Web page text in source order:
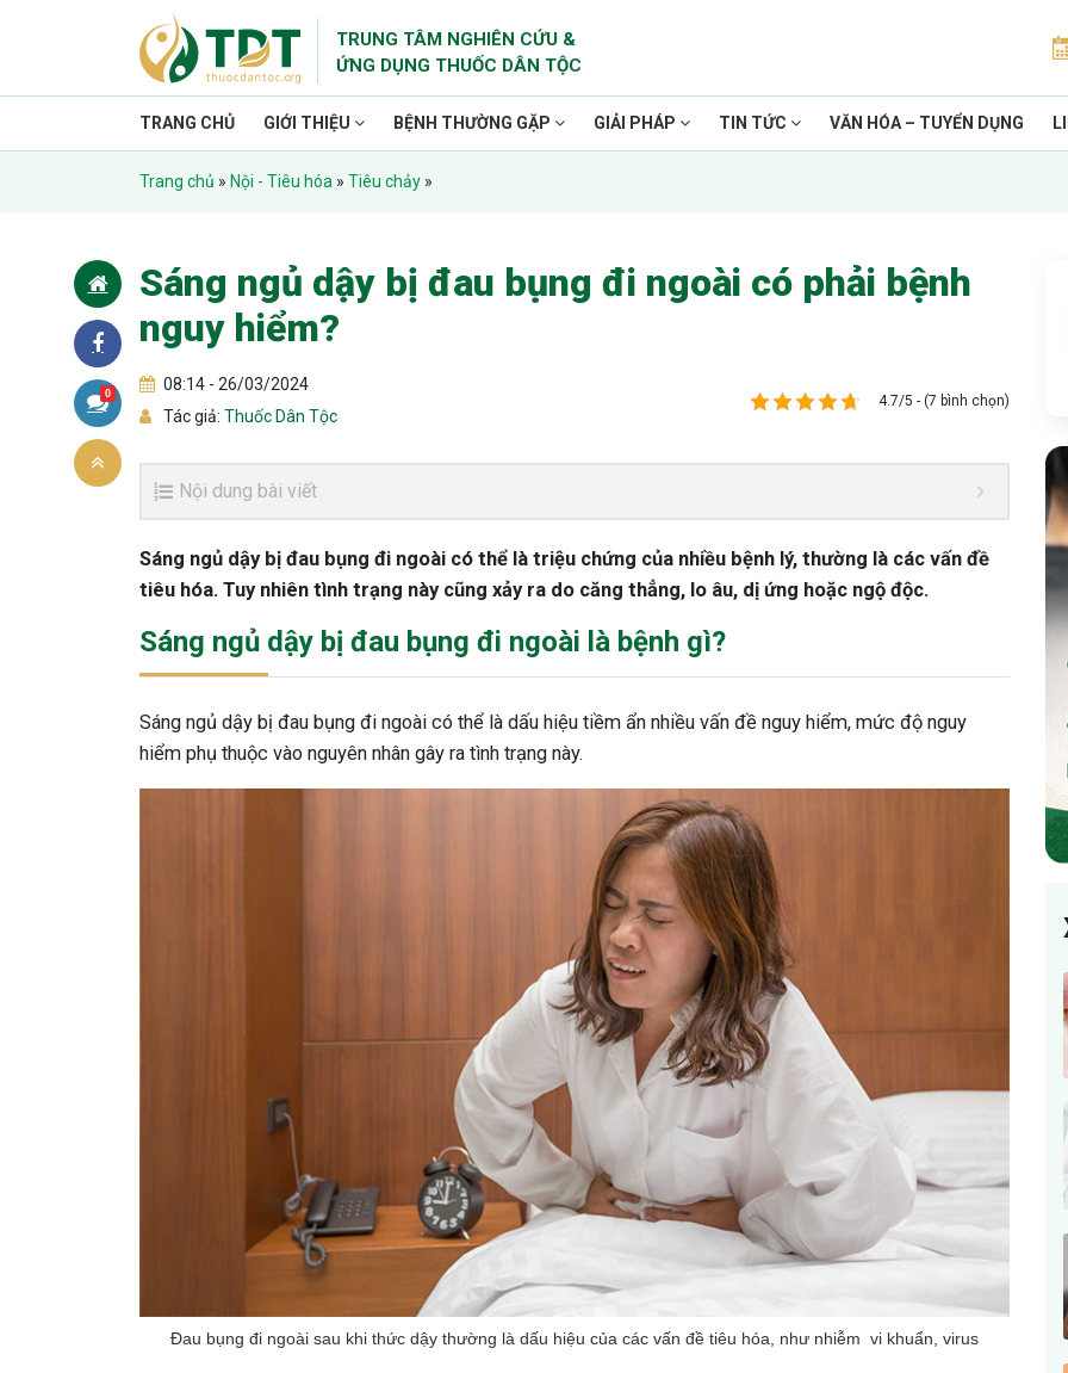
TRUNG TÂM NGHIÊN CỨU &
ỨNG DỤNG THUỐC DÂN TỘC
TRANG CHỦ GIỚI THIỆU BỆNH THƯỜNG GẶP GIẢI PHÁP TIN TỨC VĂN HÓA – TUYỂN DỤNG
Trang chủ » Nội - Tiêu hóa » Tiêu chảy »
Sáng ngủ dậy bị đau bụng đi ngoài có phải bệnh
nguy hiểm?
08:14 - 26/03/2024
Tác giả: Thuốc Dân Tộc
4.7/5 - (7 bình chọn)
0
Nội dung bài viết
Sáng ngủ dậy bị đau bụng đi ngoài có thể là triệu chứng của nhiều bệnh lý, thường là các vấn đề
tiêu hóa. Tuy nhiên tình trạng này cũng xảy ra do căng thẳng, lo âu, dị ứng hoặc ngộ độc.
Sáng ngủ dậy bị đau bụng đi ngoài là bệnh gì?
Sáng ngủ dậy bị đau bụng đi ngoài có thể là dấu hiệu tiềm ẩn nhiều vấn đề nguy hiểm, mức độ nguy
hiểm phụ thuộc vào nguyên nhân gây ra tình trạng này.
Đau bụng đi ngoài sau khi thức dậy thường là dấu hiệu của các vấn đề tiêu hóa, như nhiễm vi khuẩn, virus